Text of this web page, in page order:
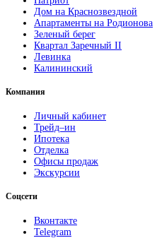
Дом на Краснозвездной
Апартаменты на Родионова
Зеленый берег
Квартал Заречный II
Левинка
Калининский
Компания
Личный кабинет
Трейд–ин
Ипотека
Отделка
Офисы продаж
Экскурсии
Соцсети
Вконтакте
Telegram